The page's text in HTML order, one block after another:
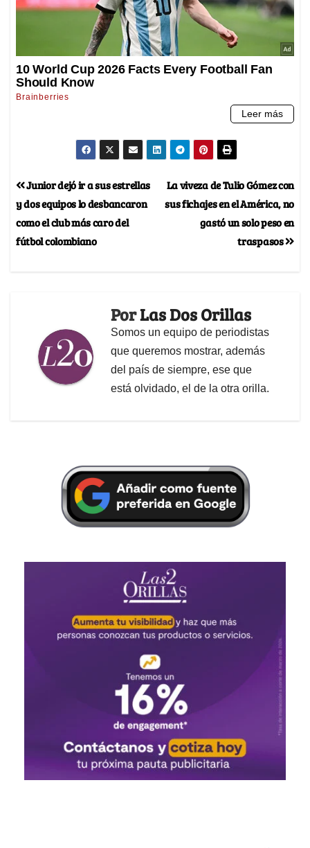
La viveza de Tulio Gómez con
sus fichajes en el América, no
gastó un solo peso en
traspasos
Junior dejó ir a sus estrellas
y dos equipos lo desbancaron
como el club más caro del
fútbol colombiano
PorLas Dos Orillas
Somos un equipo de periodistas
que queremos mostrar, además
del país de siempre, ese que
está olvidado, el de la otra orilla.